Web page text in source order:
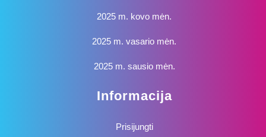
2025 m. kovo mėn.
2025 m. vasario mėn.
2025 m. sausio mėn.
Informacija
Prisijungti